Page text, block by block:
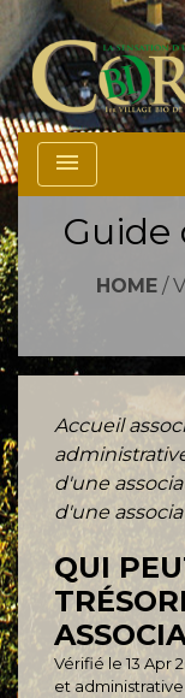
menu
Guide
HOME/
Accueil
d'une
d'une
QUI
Vérifié le 13 Apr
et